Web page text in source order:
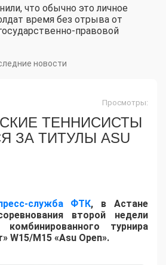
что обычно это личное
время без отрыва от
правовой
новости
Просмотры:
ТЕННИСИСТЫ
ЗА ТИТУЛЫ ASU
служба ФТК, в Астане
второй недели
комбинированного турнира
W15/M15 «Asu Open».